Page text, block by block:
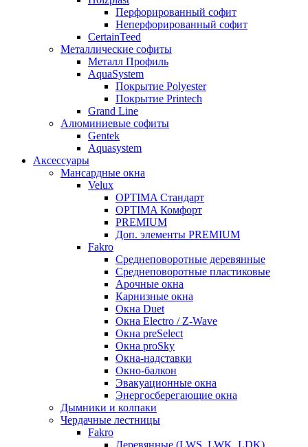
Перфорированный софит
Неперфорированный софит
CertainTeed
Металлические софиты
Металл Профиль
AquaSystem
Покрытие Polyester
Покрытие Printech
Grand Line
Алюминиевые софиты
Gentek
Aquasystem
Аксессуары
Мансардные окна
Velux
OPTIMA Стандарт
OPTIMA Комфорт
PREMIUM
Доп. элементы PREMIUM
Fakro
Cреднеповоротные деревянные
Cреднеповоротные пластиковые
Арочные окна
Карнизные окна
Окна Duet
Окна Electro / Z-Wave
Окна preSelect
Окна proSky
Окна-надставки
Окно-балкон
Эвакуационные окна
Энергосберегающие окна
Дымники и колпаки
Чердачные лестницы
Fakro